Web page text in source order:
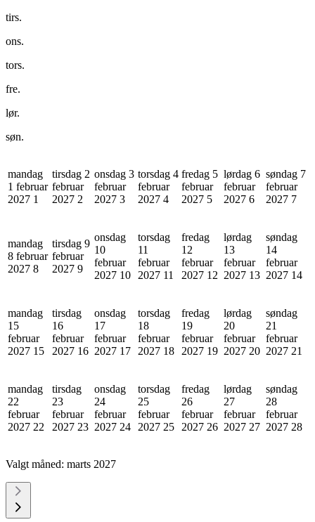
tirs.
ons.
tors.
fre.
lør.
søn.
mandag
1 februar
2027 1
tirsdag 2
februar
2027 2
onsdag 3
februar
2027 3
torsdag 4
februar
2027 4
fredag 5
februar
2027 5
lørdag 6
februar
2027 6
søndag 7
februar
2027 7
mandag
8 februar
2027 8
tirsdag 9
februar
2027 9
onsdag
10
februar
2027 10
torsdag
11
februar
2027 11
fredag
12
februar
2027 12
lørdag
13
februar
2027 13
søndag
14
februar
2027 14
mandag
15
februar
2027 15
tirsdag
16
februar
2027 16
onsdag
17
februar
2027 17
torsdag
18
februar
2027 18
fredag
19
februar
2027 19
lørdag
20
februar
2027 20
søndag
21
februar
2027 21
mandag
22
februar
2027 22
tirsdag
23
februar
2027 23
onsdag
24
februar
2027 24
torsdag
25
februar
2027 25
fredag
26
februar
2027 26
lørdag
27
februar
2027 27
søndag
28
februar
2027 28
Valgt måned: marts 2027